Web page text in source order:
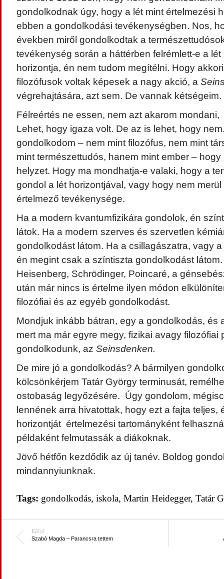
gondolkodnak úgy, hogy a lét mint értelmezési
ebben a gondolkodási tevékenységben. Nos,
években miről gondolkodtak a
tevékenység során a háttérben felrémlett-e a
horizontja, én nem tudom megítélni. Hogy
filozófusok voltak képesek a nagy akció, a
végrehajtására, azt sem. De vannak kétségeim.
Félreértés ne essen, nem azt akarom
Lehet, hogy igaza volt. De az is lehet, hogy
gondolkodom – nem mint filozófus, nem mint
mint természettudós, hanem mint ember –
helyzet. Hogy ma mondhatja-e valaki, hogy a
gondol a lét horizontjával, vagy hogy nem
értelmező tevékenysége.
Ha a modern kvantumfizikára gondolok, én
látok. Ha a modern szerves és szervetlen
gondolkodást látom. Ha a csillagászatra, vagy
én megint csak a színtiszta gondolkodást
Heisenberg, Schrödinger, Poincaré, a
után már nincs is értelme ilyen módon
filozófiai és az egyéb gondolkodást.
Mondjuk inkább bátran, egy a gondolkodás, és
mert ma már egyre megy, fizikai avagy filozófiai
gondolkodunk, az Seinsdenken.
De mire jó a gondolkodás? A bármilyen
kölcsönkérjem Tatár György terminusát,
ostobaság legyőzésére. Úgy gondolom,
lennének arra hivatottak, hogy ezt a fajta teljes,
horizontját értelmezési tartományként
példaként felmutassák a diákoknak.
Jövő hétfőn kezdődik az új tanév. Boldog
mindannyiunknak.
Tags: gondolkodás, iskola, Martin Heidegger, Tatár
Előző
Szabó Magda – Parancsra tettem